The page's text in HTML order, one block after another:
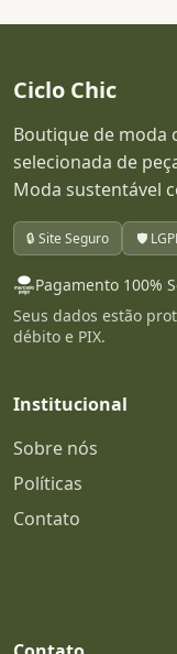
Ciclo Chic
Boutique de moda
selecionada de
Moda sustentável
🔒 Site Seguro 🛡️
Pagamento 100%
Seus dados estão
débito e PIX.
Institucional
Sobre nós
Políticas
Contato